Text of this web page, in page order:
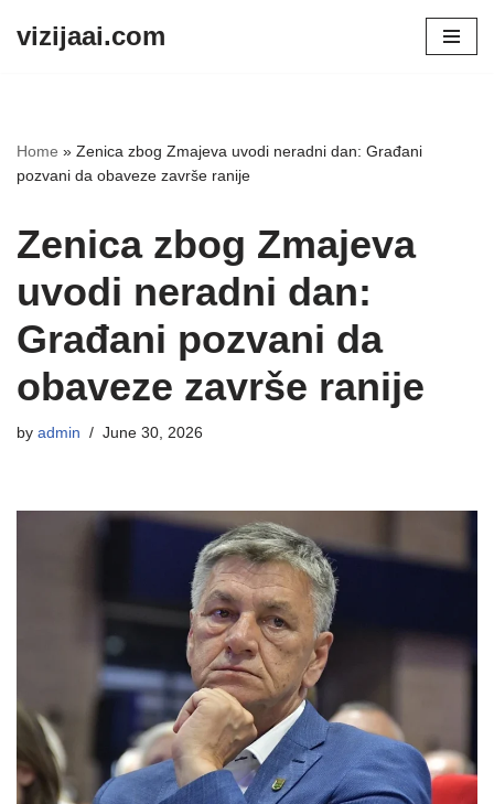
vizijaai.com
Home » Zenica zbog Zmajeva uvodi neradni dan: Građani
pozvani da obaveze završe ranije
Zenica zbog Zmajeva
uvodi neradni dan:
Građani pozvani da
obaveze završe ranije
by admin June 30, 2026